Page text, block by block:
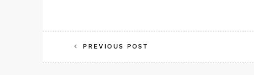
Post
navigation
PREVIOUS POST